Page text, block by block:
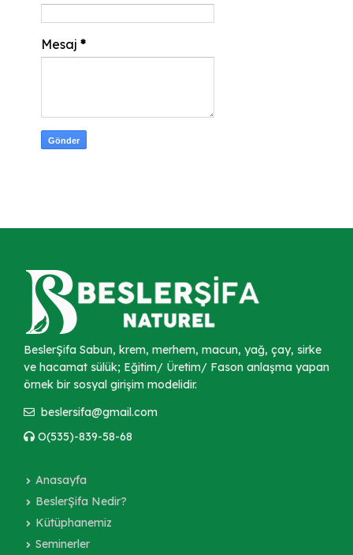
Mesaj *
BeslerŞifa Sabun, krem, merhem, macun, yağ, çay, sirke
ve hacamat sülük; Eğitim/ Üretim/ Fason anlaşma yapan
örnek bir sosyal girişim modelidir.
beslersifa@gmail.com
O(535)-839-58-68
Anasayfa
BeslerŞifa Nedir?
Kütüphanemiz
Seminerler